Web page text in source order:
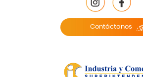
Contáctanos